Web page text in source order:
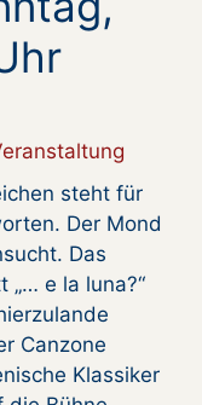
steht für
Der Mond
Das
„… e la luna?“
Canzone
Klassiker